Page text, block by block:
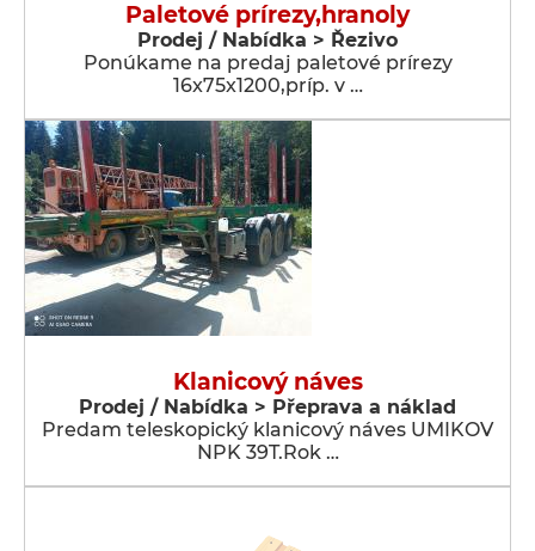
Paletové prírezy,hranoly
Prodej / Nabídka > Řezivo
Ponúkame na predaj paletové prírezy
16x75x1200,príp. v …
Klanicový náves
Prodej / Nabídka > Přeprava a náklad
Predam teleskopický klanicový náves UMIKOV
NPK 39T.Rok …